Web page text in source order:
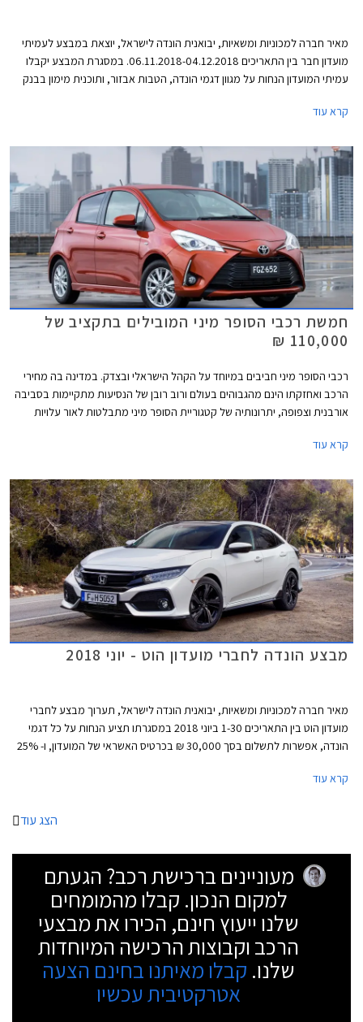
מאיר חברה למכוניות ומשאיות, יבואנית הונדה לישראל, יוצאת במבצע לעמיתי
מועדון חבר בין התאריכים 06.11.2018-04.12.2018. במסגרת המבצע יקבלו
עמיתי המועדון הנחות על מגוון דגמי הונדה, הטבות אבזור, ותוכנית מימון בבנק
מועדפים במסגרת תכנית המימון חבר ליס. המבצע יערך בכל אולמות התצוגה
קרא עוד
חמשת רכבי הסופר מיני המובילים בתקציב של
110,000 ₪
רכבי הסופר מיני חביבים במיוחד על הקהל הישראלי ובצדק. במדינה בה מחירי
הרכב ואחזקתו הינם מהגבוהים בעולם ורוב רובן של הנסיעות מתקיימות בסביבה
אורבנית וצפופה, יתרונותיה של קטגוריית הסופר מיני מתבלטות לאור עלויות
האחרונות עברה הקטגוריה מהפכה של ממש. המידות שתפחו, הביאו עימן שיפור
מרחב ונפח הטענה כשל משפחתית מהעשור הקודם. גם מערכות הבטיחות
ואבזור נוחות שהיו עד לא מזמן נחלתם הבלעדית של מכוניות יקרות יותר, זלגו
אל רכבי הסופר מיני, ובחלקן אף לגרסאות הביניים. לאור הביקוש והעניין הער,
רכזנו עבורכם את חמשת רכבי הסופר מיני המובילים בתקציב של עד 110,000
₪.
קרא עוד
מבצע הונדה לחברי מועדון הוט - יוני 2018
מאיר חברה למכוניות ומשאיות, יבואנית הונדה לישראל, תערוך מבצע לחברי
מועדון הוט בין התאריכים 1-30 ביוני 2018 במסגרתו תציע הנחות על כל דגמי
הונדה, אפשרות לתשלום בסך 30,000 ₪ בכרטיס האשראי של המועדון, ו- 25%
התצוגה של הונדה הפרוסים ברחבי הארץ.
קרא עוד
הצג עוד
מעוניינים ברכישת רכב? הגעתם
למקום הנכון. קבלו מהמומחים
שלנו ייעוץ חינם, הכירו את מבצעי
הרכב וקבוצות הרכישה המיוחדות
שלנו. קבלו מאיתנו בחינם הצעה
אטרקטיבית עכשיו